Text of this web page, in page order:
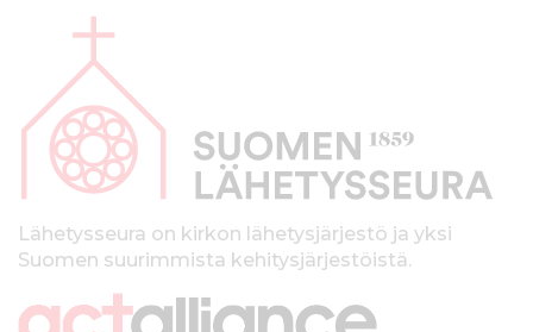
p
kLähetysseura on kirkon lähetysjärjestö ja yksi
Suomen suurimmista kehitysjärjestöistä.